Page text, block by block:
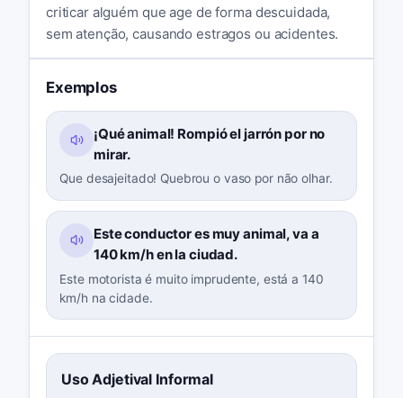
criticar alguém que age de forma descuidada,
sem atenção, causando estragos ou acidentes.
Exemplos
¡Qué animal! Rompió el jarrón por no
mirar.
Que desajeitado! Quebrou o vaso por não olhar.
Este conductor es muy animal, va a
140 km/h en la ciudad.
Este motorista é muito imprudente, está a 140
km/h na cidade.
Uso Adjetival Informal